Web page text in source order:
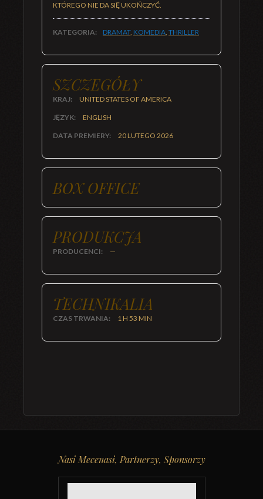
KTÓREGO NIE DA SIĘ UKOŃCZYĆ.
KATEGORIA: DRAMAT, KOMEDIA, THRILLER
SZCZEGÓŁY
KRAJ: UNITED STATES OF AMERICA
JĘZYK: ENGLISH
DATA PREMIERY: 20 LUTEGO 2026
BOX OFFICE
PRODUKCJA
PRODUCENCI: —
TECHNIKALIA
CZAS TRWANIA: 1 H 53 MIN
Nasi Mecenasi, Partnerzy, Sponsorzy